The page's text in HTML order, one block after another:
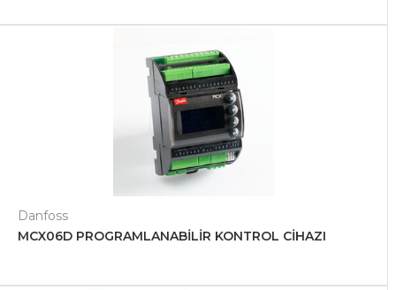
Danfoss
MCX06D PROGRAMLANABİLİR KONTROL CİHAZI